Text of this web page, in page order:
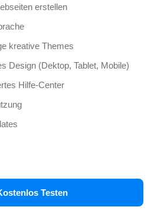
erstellen
kreative Themes
Design (Dektop, Tablet, Mobile)
Hilfe-Center
Testen